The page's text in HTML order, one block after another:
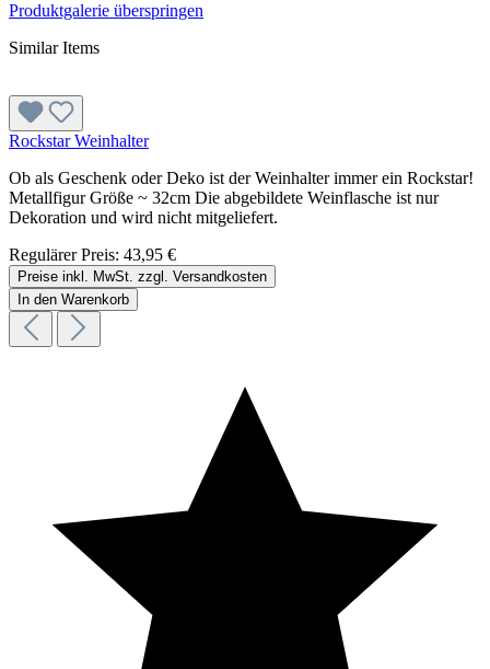
Produktgalerie überspringen
Similar Items
Rockstar Weinhalter
Ob als Geschenk oder Deko ist der Weinhalter immer ein Rockstar!
Metallfigur Größe ~ 32cm Die abgebildete Weinflasche ist nur
Dekoration und wird nicht mitgeliefert.
Regulärer Preis: 43,95 €
Preise inkl. MwSt. zzgl. Versandkosten
In den Warenkorb